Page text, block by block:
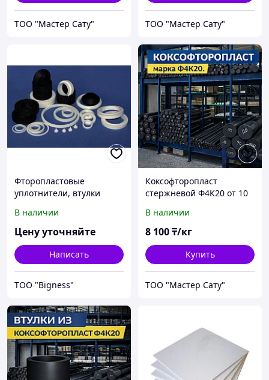
ТОО "Мастер Сату" ТОО "Мастер Сату"
Фторопластовые
уплотнители, втулки
В наличии
Цену уточняйте
Написать
ТОО "Bigness"
Коксофторопласт
стержневой Ф4К20 от 10
88
В наличии
8 100₸/кг
Купить
ТОО "Мастер Сату"